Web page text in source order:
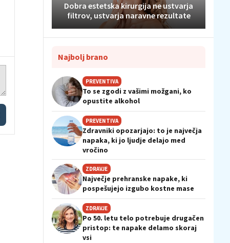
Dobra estetska kirurgija ne ustvarja
filtrov, ustvarja naravne rezultate
Najbolj brano
PREVENTIVA
To se zgodi z vašimi možgani, ko
opustite alkohol
PREVENTIVA
Zdravniki opozarjajo: to je največja
napaka, ki jo ljudje delajo med
vročino
ZDRAVJE
Največje prehranske napake, ki
pospešujejo izgubo kostne mase
ZDRAVJE
Po 50. letu telo potrebuje drugačen
pristop: te napake delamo skoraj
vsi